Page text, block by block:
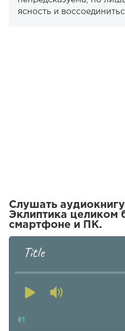
ясность и
Слушать
Эклиптика целиком
смартфоне и ПК.
Title
01